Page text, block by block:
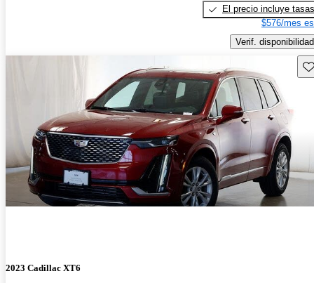
El precio incluye tasas
$576/mes
Verif. disponibilidad
2023 Cadillac XT6